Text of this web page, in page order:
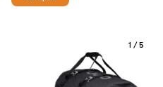
1 /5